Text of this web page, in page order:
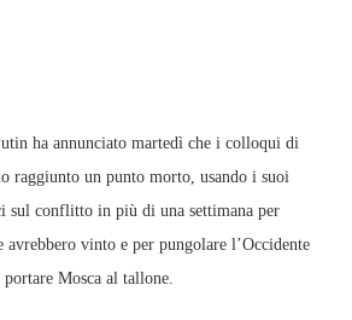
ha annunciato martedì che i colloqui di
raggiunto un punto morto, usando i suoi
sul conflitto in più di una settimana per
avrebbero vinto e per pungolare l’Occidente
Mosca al tallone.